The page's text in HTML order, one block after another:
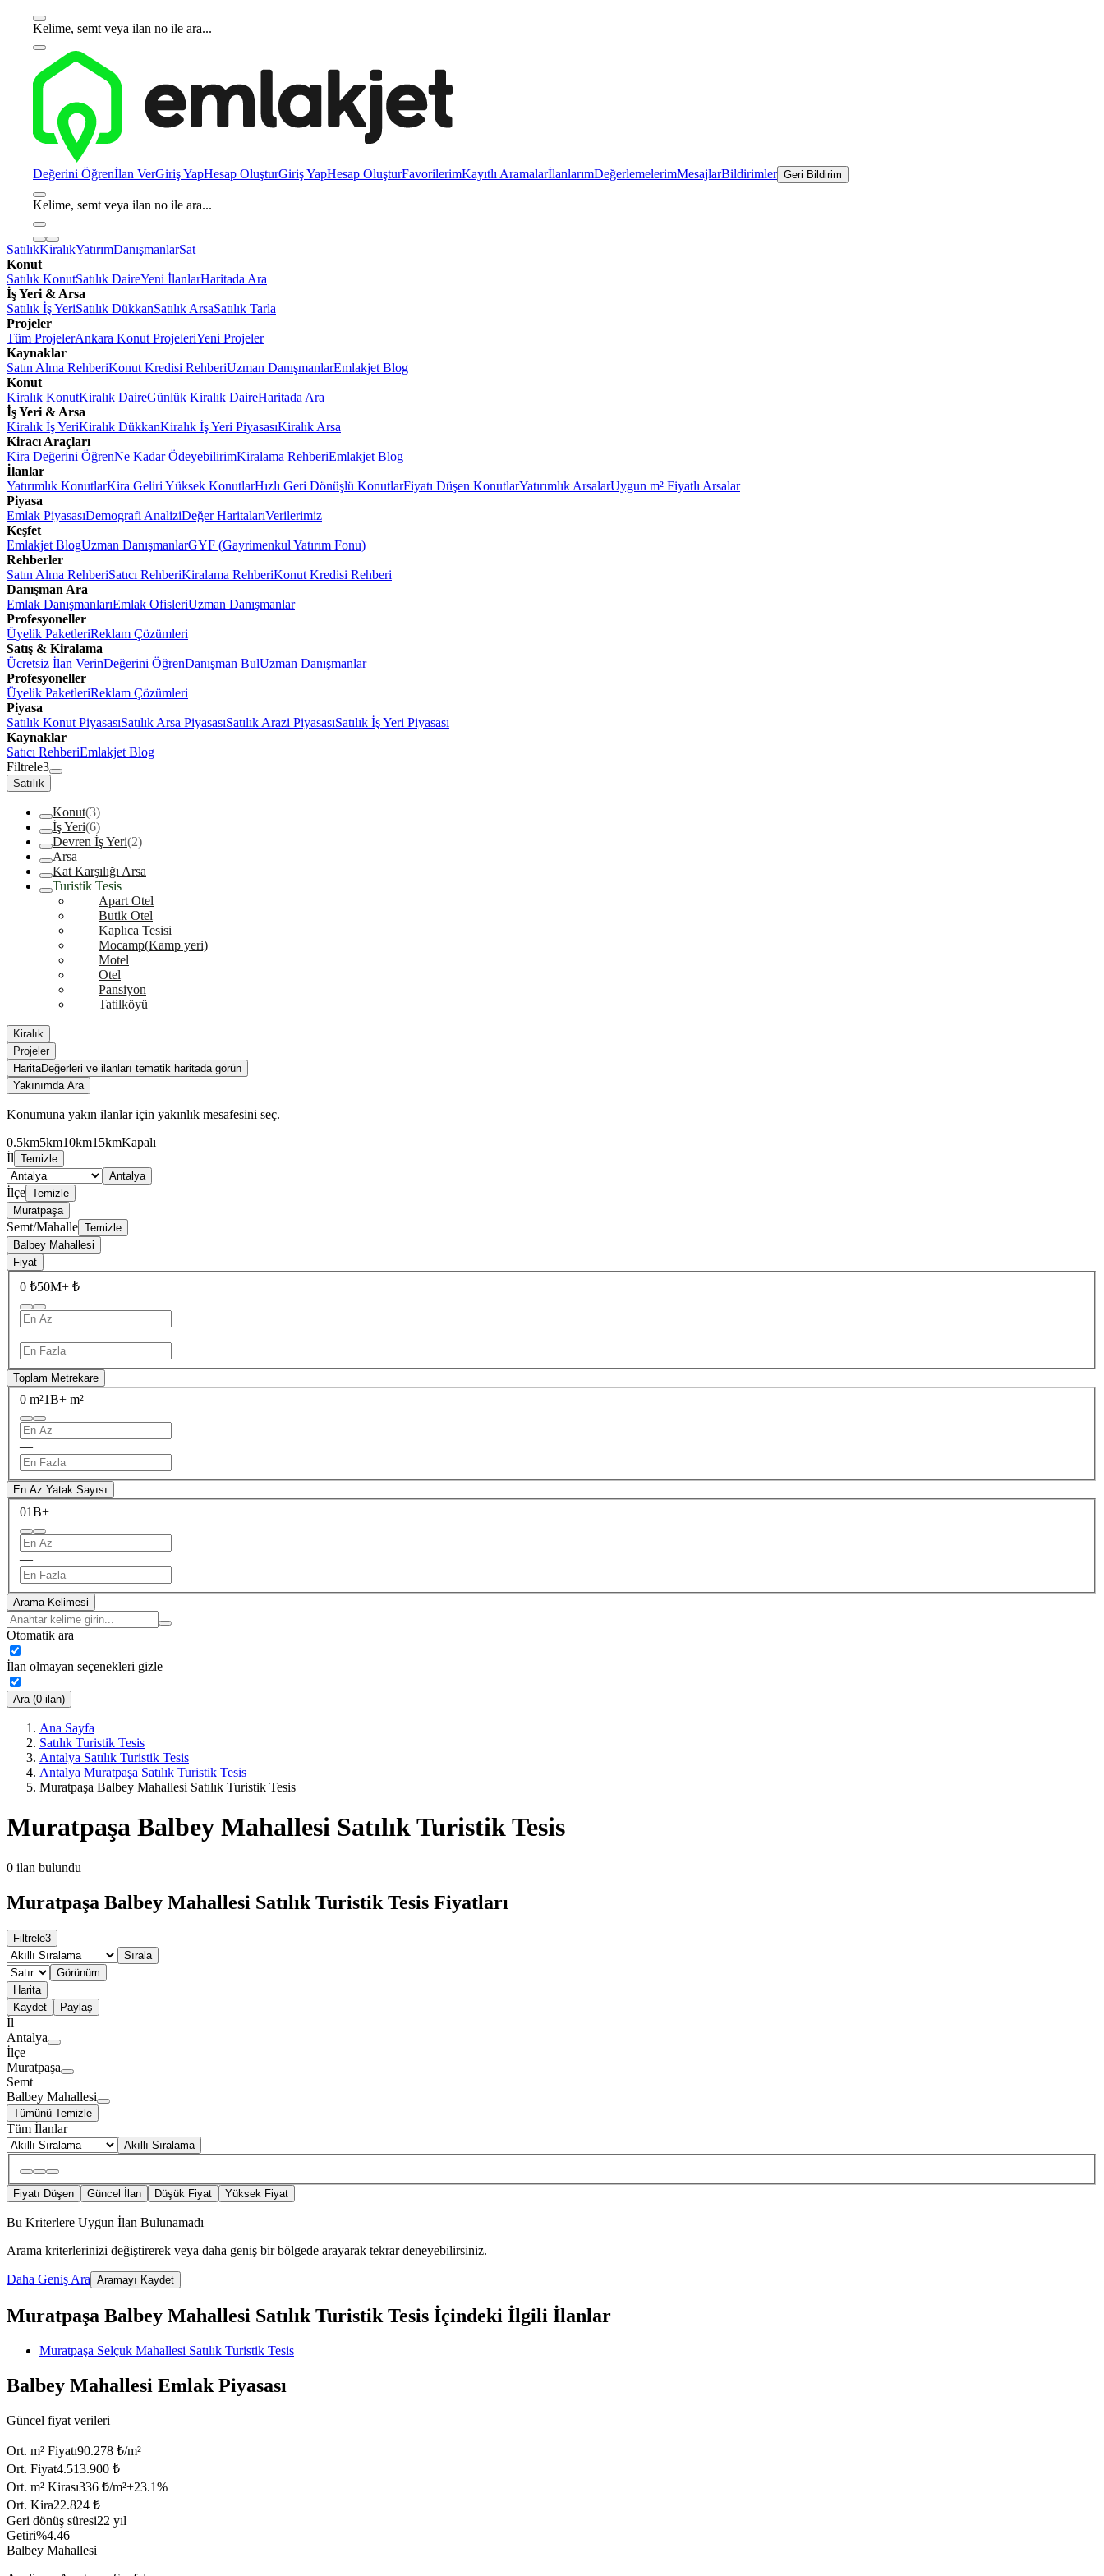
Kelime, semt veya ilan no ile ara...
Değerini Öğrenİlan VerGiriş YapHesap OluşturGiriş YapHesap OluşturFavorilerimKayıtlı AramalarİlanlarımDeğerlemelerimMesajlarBildirimler Geri Bildirim
Kelime, semt veya ilan no ile ara...
SatılıkKiralıkYatırımDanışmanlarSat
Konut
Satılık KonutSatılık DaireYeni İlanlarHaritada Ara
İş Yeri & Arsa
Satılık İş YeriSatılık DükkanSatılık ArsaSatılık Tarla
Projeler
Tüm ProjelerAnkara Konut ProjeleriYeni Projeler
Kaynaklar
Satın Alma RehberiKonut Kredisi RehberiUzman DanışmanlarEmlakjet Blog
Konut
Kiralık KonutKiralık DaireGünlük Kiralık DaireHaritada Ara
İş Yeri & Arsa
Kiralık İş YeriKiralık DükkanKiralık İş Yeri PiyasasıKiralık Arsa
Kiracı Araçları
Kira Değerini ÖğrenNe Kadar ÖdeyebilirimKiralama RehberiEmlakjet Blog
İlanlar
Yatırımlık KonutlarKira Geliri Yüksek KonutlarHızlı Geri Dönüşlü KonutlarFiyatı Düşen KonutlarYatırımlık ArsalarUygun m² Fiyatlı Arsalar
Piyasa
Emlak PiyasasıDemografi AnaliziDeğer HaritalarıVerilerimiz
Keşfet
Emlakjet BlogUzman DanışmanlarGYF (Gayrimenkul Yatırım Fonu)
Rehberler
Satın Alma RehberiSatıcı RehberiKiralama RehberiKonut Kredisi Rehberi
Danışman Ara
Emlak DanışmanlarıEmlak OfisleriUzman Danışmanlar
Profesyoneller
Üyelik PaketleriReklam Çözümleri
Satış & Kiralama
Ücretsiz İlan VerinDeğerini ÖğrenDanışman BulUzman Danışmanlar
Profesyoneller
Üyelik PaketleriReklam Çözümleri
Piyasa
Satılık Konut PiyasasıSatılık Arsa PiyasasıSatılık Arazi PiyasasıSatılık İş Yeri Piyasası
Kaynaklar
Satıcı RehberiEmlakjet Blog
Filtrele3
Satılık
Konut(3)
İş Yeri(6)
Devren İş Yeri(2)
Arsa
Kat Karşılığı Arsa
Turistik Tesis
Apart Otel
Butik Otel
Kaplıca Tesisi
Mocamp(Kamp yeri)
Motel
Otel
Pansiyon
Tatilköyü
Kiralık
Projeler
HaritaDeğerleri ve ilanları tematik haritada görün
Yakınımda Ara
Konumuna yakın ilanlar için yakınlık mesafesini seç.
0.5km5km10km15kmKapalı
İl Temizle
Antalya
İlçe Temizle
Muratpaşa
Semt/Mahalle Temizle
Balbey Mahallesi
Fiyat
0 ₺50M+ ₺
—
Toplam Metrekare
0 m²1B+ m²
—
En Az Yatak Sayısı
01B+
—
Arama Kelimesi
Otomatik ara
İlan olmayan seçenekleri gizle
Ara (0 ilan)
Ana Sayfa
Satılık Turistik Tesis
Antalya Satılık Turistik Tesis
Antalya Muratpaşa Satılık Turistik Tesis
Muratpaşa Balbey Mahallesi Satılık Turistik Tesis
Muratpaşa Balbey Mahallesi Satılık Turistik Tesis
0 ilan bulundu
Muratpaşa Balbey Mahallesi Satılık Turistik Tesis Fiyatları
Filtrele3
Sırala
Görünüm
Harita
Kaydet
Paylaş
İl
Antalya
İlçe
Muratpaşa
Semt
Balbey Mahallesi
Tümünü Temizle
Tüm İlanlar
Akıllı Sıralama
Fiyatı Düşen Güncel İlan Düşük Fiyat Yüksek Fiyat
Bu Kriterlere Uygun İlan Bulunamadı
Arama kriterlerinizi değiştirerek veya daha geniş bir bölgede arayarak tekrar deneyebilirsiniz.
Daha Geniş Ara Aramayı Kaydet
Muratpaşa Balbey Mahallesi Satılık Turistik Tesis İçindeki İlgili İlanlar
Muratpaşa Selçuk Mahallesi Satılık Turistik Tesis
Balbey Mahallesi Emlak Piyasası
Güncel fiyat verileri
Ort. m² Fiyatı90.278 ₺/m²
Ort. Fiyat4.513.900 ₺
Ort. m² Kirası336 ₺/m²+23.1%
Ort. Kira22.824 ₺
Geri dönüş süresi22 yıl
Getiri%4.46
Balbey Mahallesi